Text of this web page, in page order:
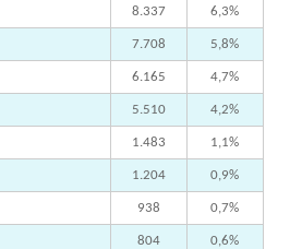
8.337 6,3%
7.708 5,8%
6.165 4,7%
5.510 4,2%
1.483 1,1%
1.204 0,9%
938 0,7%
804 0,6%